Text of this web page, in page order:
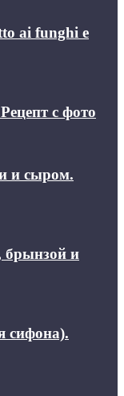
ai funghi e
с фото
и сыром.
брынзой и
сифона).